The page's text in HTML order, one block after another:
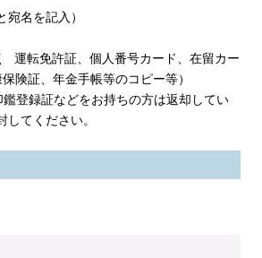
宛名を記入）
運転免許証、個人番号カード、在留カー
険証、年金手帳等のコピー等）
登録証などをお持ちの方は返却してい
てください。